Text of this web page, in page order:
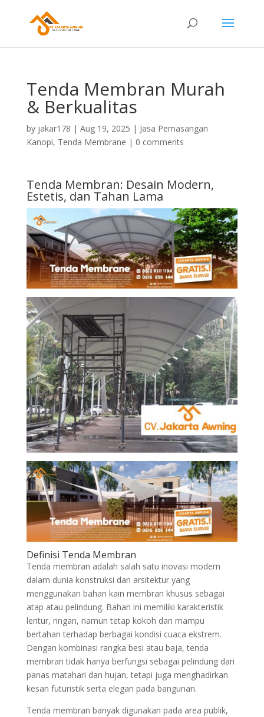
Tenda Membran Murah
& Berkualitas
by jakar178 | Aug 19, 2025 | Jasa Pemasangan
Kanopi, Tenda Membrane | 0 comments
Tenda Membran: Desain Modern,
Estetis, dan Tahan Lama
Definisi Tenda Membran
Tenda membran adalah salah satu inovasi modern
dalam dunia konstruksi dan arsitektur yang
menggunakan bahan kain membran khusus sebagai
atap atau pelindung. Bahan ini memiliki karakteristik
lentur, ringan, namun tetap kokoh dan mampu
bertahan terhadap berbagai kondisi cuaca ekstrem.
Dengan kombinasi rangka besi atau baja, tenda
membran tidak hanya berfungsi sebagai pelindung dari
panas matahari dan hujan, tetapi juga menghadirkan
kesan futuristik serta elegan pada bangunan.
Tenda membran banyak digunakan pada area publik,